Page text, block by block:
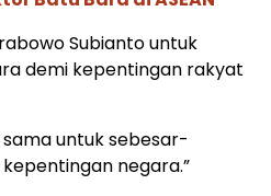
Subianto untuk
demi kepentingan rakyat
untuk sebesar-
negara.”